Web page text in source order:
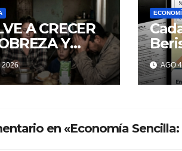
A CRECER
Y
SIGUE
2026 AGO
en «Economía